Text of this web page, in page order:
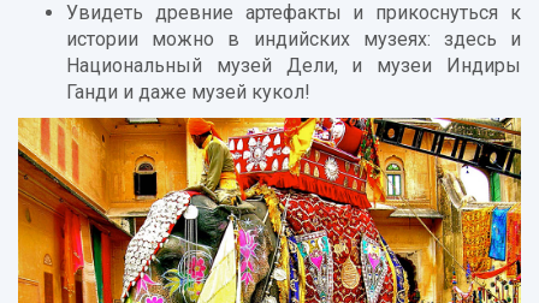
Увидеть древние артефакты и прикоснуться к
истории можно в индийских музеях: здесь и
Национальный музей Дели, и музеи Индиры
Ганди и даже музей кукол!